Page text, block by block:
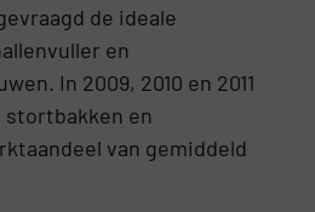
de ideale
en
In 2009, 2010 en 2011
stortbakken en
van gemiddeld